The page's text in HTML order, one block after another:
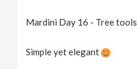
Mardini Day 16 - Tree tools
Simple yet elegant